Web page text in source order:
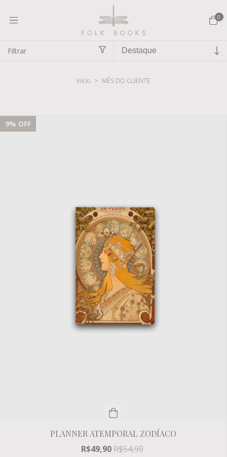
0
Filtrar
Início > MÊS DO CLIENTE
9% OFF
PLANNER ATEMPORAL ZODÍACO
R$49,90R$54,90